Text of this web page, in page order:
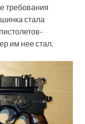
требования
стала
им нее стал.